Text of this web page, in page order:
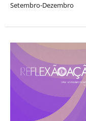
Setembro-Dezembro